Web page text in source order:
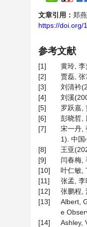
文章引用： 郑
https://doi.org/
参考文献
[1]
黄玲,
[2]
贾磊,
[3]
刘清衿
[4]
刘溪
[5]
罗跃嘉,
[6]
彭晓哲,
[7]
宋一丹,
1). 中国
[8]
王亚
[9]
闫春梅,
[10]
叶仁敏,
[11]
张孟,
[12]
张鹏程,
[13]
Albert,
e
[14]
Ashley,